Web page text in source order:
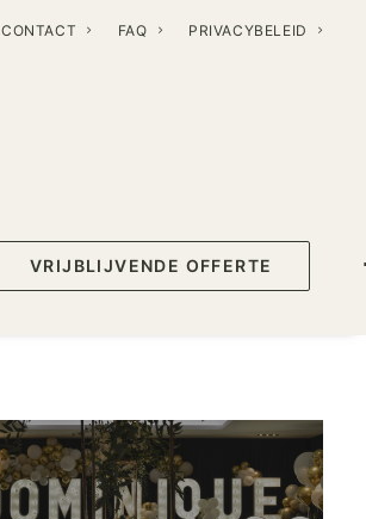
CONTACT FAQ PRIVACYBELEID
VRIJBLIJVENDE OFFERTE